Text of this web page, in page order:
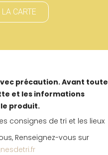
CARTE
précaution. Avant toute
et les informations
produit.
consignes de tri et les lieux
Renseignez-vous sur